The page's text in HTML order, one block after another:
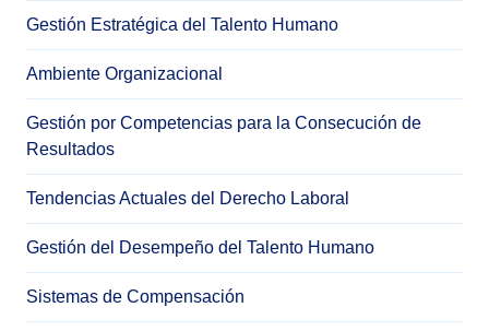
Gestión Estratégica del Talento Humano
Ambiente Organizacional
Gestión por Competencias para la Consecución de
Resultados
Tendencias Actuales del Derecho Laboral
Gestión del Desempeño del Talento Humano
Sistemas de Compensación